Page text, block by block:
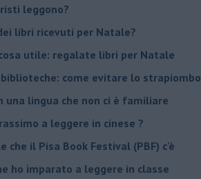
leggono?
libri ricevuti per Natale?
utile: regalate libri per Natale
come evitare lo strapiombo
una lingua che non ci è familiare
a leggere in cinese ?
che il Pisa Book Festival (PBF) c'è
ho imparato a leggere in classe